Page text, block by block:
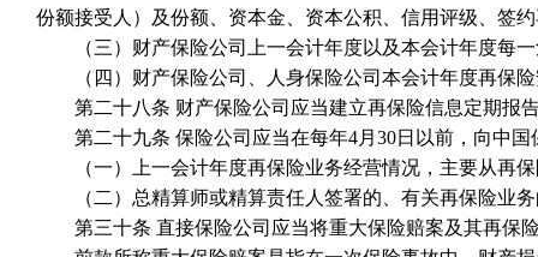
份额接受人）及份额、资本金、资本公积、信用评级、签
（三）财产保险公司上一会计年度以及本会计年度每一
（四）财产保险公司、人身保险公司本会计年度再保险
第二十八条 财产保险公司应当建立再保险信息定期报告
第二十九条 保险公司应当在每年4月30日以前，向中国
（一）上一会计年度再保险业务经营情况，主要从再保
（二）总精算师或精算责任人签署的、有关再保险业务
第三十条 直接保险公司应当将重大保险赔案及其再保